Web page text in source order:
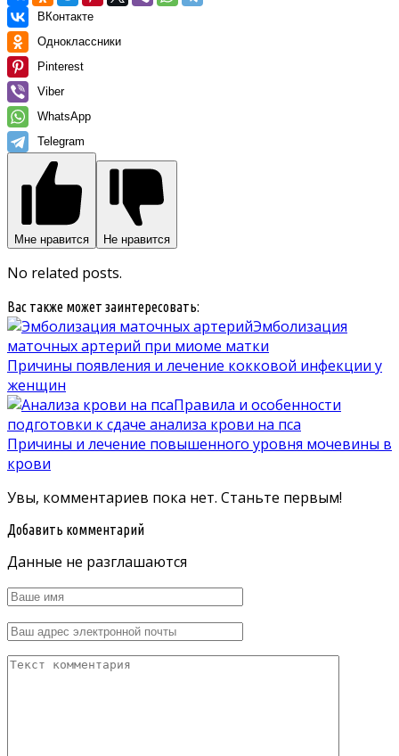
ВКонтакте
Одноклассники
Pinterest
Viber
WhatsApp
Telegram
Мне нравится Не нравится
No related posts.
Вас также может заинтересовать:
Эмболизация
маточных артерий при миоме матки
Причины появления и лечение кокковой инфекции у
женщин
Правила и особенности
подготовки к сдаче анализа крови на пса
Причины и лечение повышенного уровня мочевины в
крови
Увы, комментариев пока нет. Станьте первым!
Добавить комментарий
Данные не разглашаются